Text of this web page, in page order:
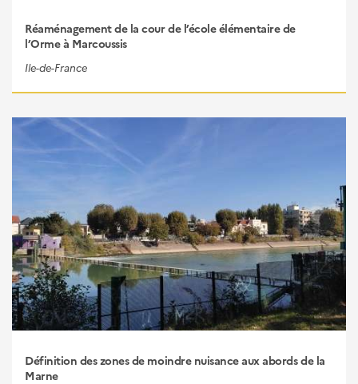
Réaménagement de la cour de l’école élémentaire de
l’Orme à Marcoussis
Ile-de-France
Définition des zones de moindre nuisance aux abords de la
Marne